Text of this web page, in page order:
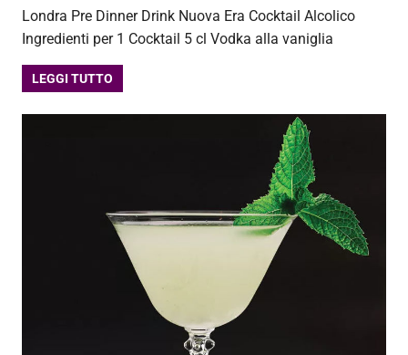
Londra Pre Dinner Drink Nuova Era Cocktail Alcolico
Ingredienti per 1 Cocktail 5 cl Vodka alla vaniglia
LEGGI TUTTO